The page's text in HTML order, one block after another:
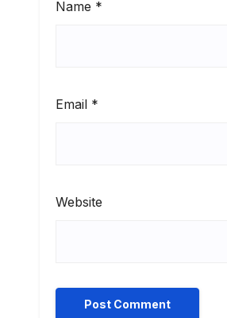
Name *
Email *
Website